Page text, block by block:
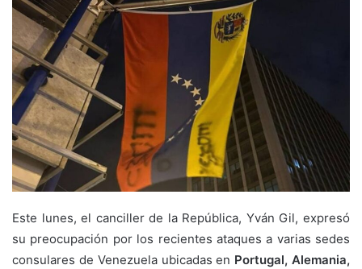
Este lunes, el canciller de la República, Yván Gil, expresó
su preocupación por los recientes ataques a varias sedes
consulares de Venezuela ubicadas en Portugal, Alemania,